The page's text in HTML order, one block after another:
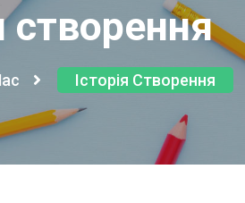
створення
Історія Створення